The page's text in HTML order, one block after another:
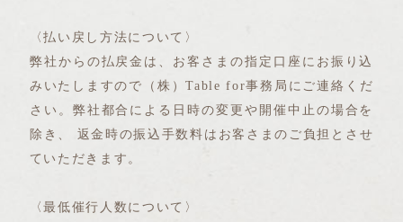
〈払い戻し方法について〉
弊社からの払戻金は、お客さまの指定口座にお振り込
みいたしますので（株）Table for事務局にご連絡くだ
さい。弊社都合による日時の変更や開催中止の場合を
除き、 返金時の振込手数料はお客さまのご負担とさせ
ていただきます。
〈最低催行人数について〉